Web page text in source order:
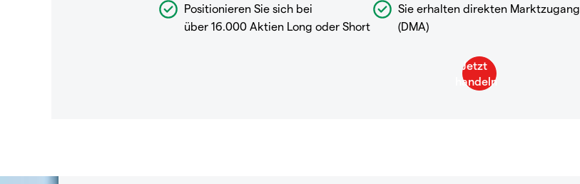
Positionieren Sie sich bei
über 16.000 Aktien Long oder Short
Sie erhalten direkten Marktzugang
(DMA)